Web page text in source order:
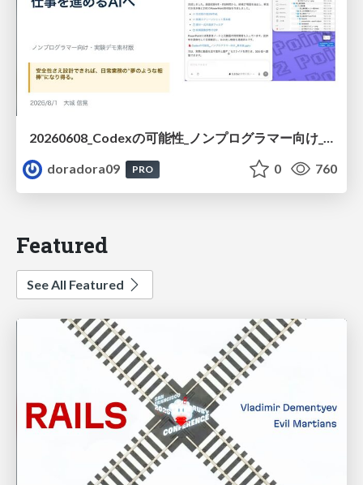
20260608_Codexの可能性_ノンプログラマー向け_大城追記
doradora09
PRO 0 760
Featured
See All Featured